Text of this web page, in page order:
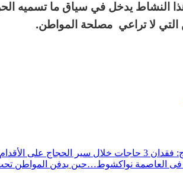
هذا النشاط يدخل في سياق ما تسميه
التي لا تراعي مصلحة المواطن.
الأقدام من مزدلفة الي مني
فى العاصمة نواكشوط…حين يدفن المواطن